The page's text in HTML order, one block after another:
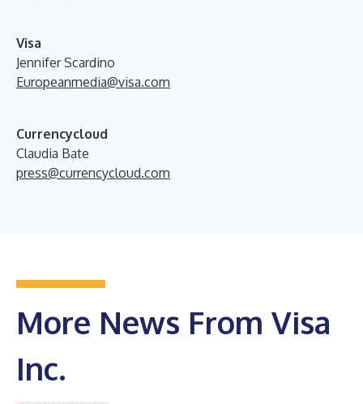
Visa
Jennifer Scardino
Europeanmedia@visa.com
Currencycloud
Claudia Bate
press@currencycloud.com
More News From Visa
Inc.